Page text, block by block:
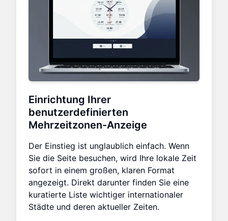
Einrichtung Ihrer
benutzerdefinierten
Mehrzeitzonen-Anzeige
Der Einstieg ist unglaublich einfach. Wenn
Sie die Seite besuchen, wird Ihre lokale Zeit
sofort in einem großen, klaren Format
angezeigt. Direkt darunter finden Sie eine
kuratierte Liste wichtiger internationaler
Städte und deren aktueller Zeiten.